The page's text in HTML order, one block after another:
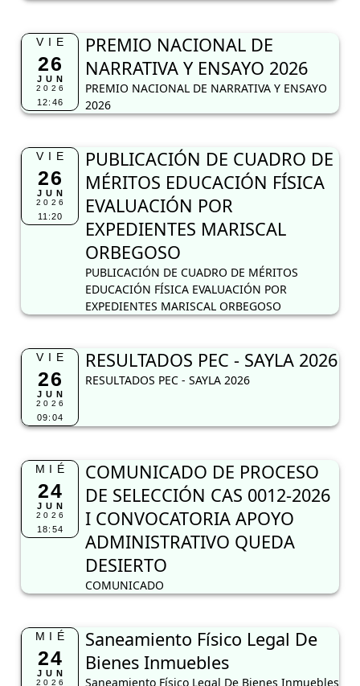
VIE
26
JUN
2026
12:46
PREMIO NACIONAL DE
NARRATIVA Y ENSAYO 2026
PREMIO NACIONAL DE NARRATIVA Y ENSAYO
2026
VIE
26
JUN
2026
11:20
PUBLICACIÓN DE CUADRO DE
MÉRITOS EDUCACIÓN FÍSICA
EVALUACIÓN POR
EXPEDIENTES MARISCAL
ORBEGOSO
PUBLICACIÓN DE CUADRO DE MÉRITOS
EDUCACIÓN FÍSICA EVALUACIÓN POR
EXPEDIENTES MARISCAL ORBEGOSO
VIE
26
JUN
2026
09:04
RESULTADOS PEC - SAYLA 2026
RESULTADOS PEC - SAYLA 2026
MIÉ
24
JUN
2026
18:54
COMUNICADO DE PROCESO
DE SELECCIÓN CAS 0012-2026
I CONVOCATORIA APOYO
ADMINISTRATIVO QUEDA
DESIERTO
COMUNICADO
MIÉ
24
JUN
2026
Saneamiento Físico Legal De
Bienes Inmuebles
Saneamiento Físico Legal De Bienes Inmuebles